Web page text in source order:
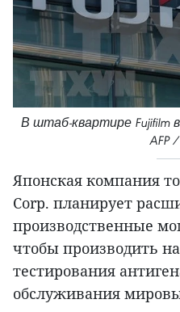
В штаб-квартире Fujifilm
AFP
Японская компания
Corp. планирует
производственные
чтобы производить
тестирования
обслуживания